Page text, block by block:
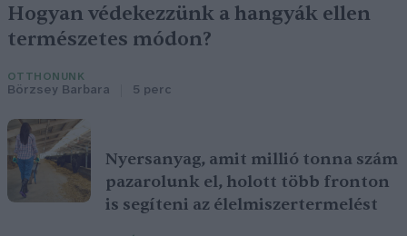
Hogyan védekezzünk a hangyák ellen
természetes módon?
OTTHONUNK
Börzsey Barbara 5 perc
Nyersanyag, amit millió tonna szám
pazarolunk el, holott több fronton
is segíteni az élelmiszertermelést